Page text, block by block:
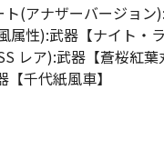
ト(アナザーバージョン
属性):武器【ナイト・ラ
レア):武器【蒼桜紅葉
【千代紙風車】